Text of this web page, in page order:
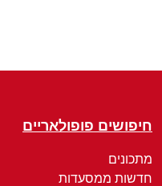
חיפושים פופולאריים
מתכונים
חדשות ממסעדות